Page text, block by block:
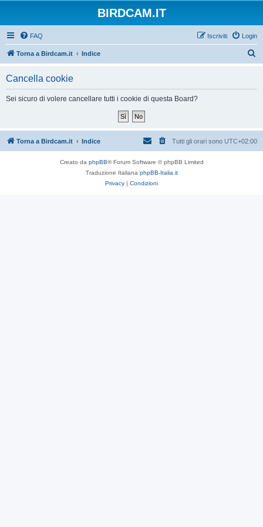
BIRDCAM.IT
FAQ Login
Iscriviti
Torna a Birdcam.it Indice
Cancella cookie
Sei sicuro di volere cancellare tutti i cookie di questa Board?
Torna a Birdcam.it Indice Tutti gli orari sono UTC+02:00
Creato da phpBB® Forum Software © phpBB Limited
Traduzione Italiana phpBB-Italia.it
Privacy | Condizioni